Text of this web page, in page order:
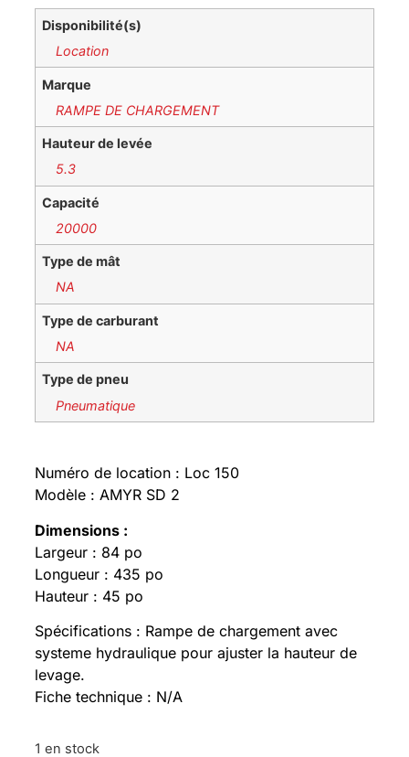
Disponibilité(s)
Location
Marque
RAMPE DE CHARGEMENT
Hauteur de levée
5.3
Capacité
20000
Type de mât
NA
Type de carburant
NA
Type de pneu
Pneumatique
Numéro de location : Loc 150
Modèle : AMYR SD 2
Dimensions :
Largeur : 84 po
Longueur : 435 po
Hauteur : 45 po
Spécifications : Rampe de chargement avec
systeme hydraulique pour ajuster la hauteur de
levage.
Fiche technique : N/A
1 en stock